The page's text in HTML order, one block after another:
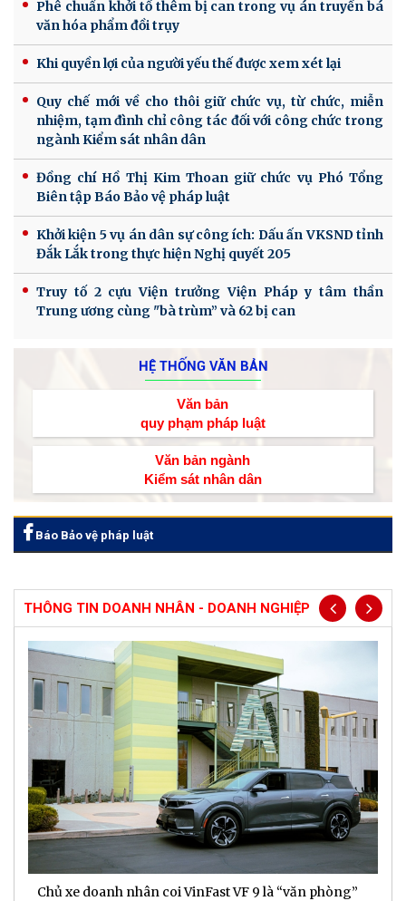
Phê chuẩn khởi tố thêm bị can trong vụ án truyền bá
văn hóa phẩm đồi trụy
Khi quyền lợi của người yếu thế được xem xét lại
Quy chế mới về cho thôi giữ chức vụ, từ chức, miễn
nhiệm, tạm đình chỉ công tác đối với công chức trong
ngành Kiểm sát nhân dân
Đồng chí Hồ Thị Kim Thoan giữ chức vụ Phó Tổng
Biên tập Báo Bảo vệ pháp luật
Khởi kiện 5 vụ án dân sự công ích: Dấu ấn VKSND tỉnh
Đắk Lắk trong thực hiện Nghị quyết 205
Truy tố 2 cựu Viện trưởng Viện Pháp y tâm thần
Trung ương cùng "bà trùm” và 62 bị can
HỆ THỐNG VĂN BẢN
Văn bản
quy phạm pháp luật
Văn bản ngành
Kiểm sát nhân dân
Báo Bảo vệ pháp luật
THÔNG TIN DOANH NHÂN - DOANH NGHIỆP
Chủ xe doanh nhân coi VinFast VF 9 là “văn phòng”